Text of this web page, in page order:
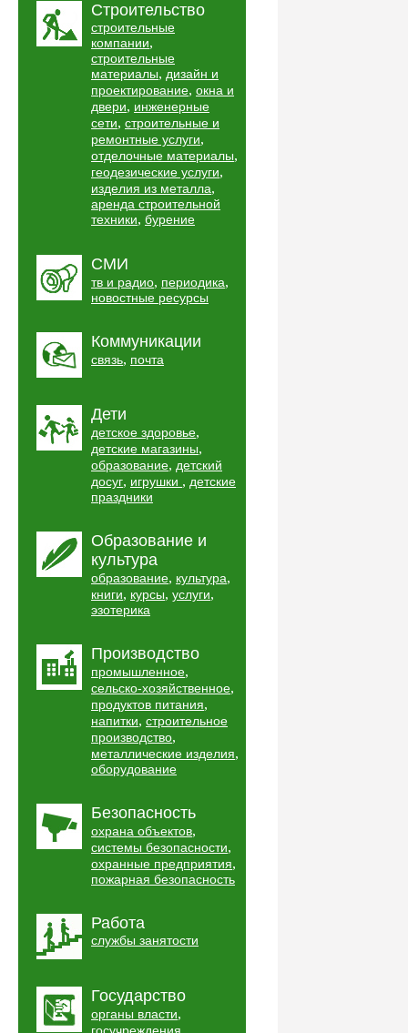
Строительство
строительные
компании,
строительные
материалы, дизайн и
проектирование, окна и
двери, инженерные
сети, строительные и
ремонтные услуги,
отделочные материалы,
геодезические услуги,
изделия из металла,
аренда строительной
техники, бурение
СМИ
тв и радио, периодика,
новостные ресурсы
Коммуникации
связь, почта
Дети
детское здоровье,
детские магазины,
образование, детский
досуг, игрушки , детские
праздники
Образование и
культура
образование, культура,
книги, курсы, услуги,
эзотерика
Производство
промышленное,
сельско-хозяйственное,
продуктов питания,
напитки, строительное
производство,
металлические изделия,
оборудование
Безопасность
охрана объектов,
системы безопасности,
охранные предприятия,
пожарная безопасность
Работа
службы занятости
Государство
органы власти,